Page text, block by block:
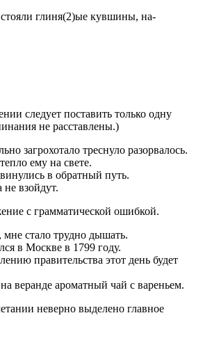
стояли глиня(2)ые кувшины, на­
следует поставить только одну
не расставлены.)
загрохотало треснуло разорвалось.
ему на свете.
в обратный путь.
взойдут.
с грамматической ошибкой.
мне стало трудно дышать.
в Москве в 1799 году.
правительства этот день будет
веранде ароматный чай с вареньем.
неверно выделено главное